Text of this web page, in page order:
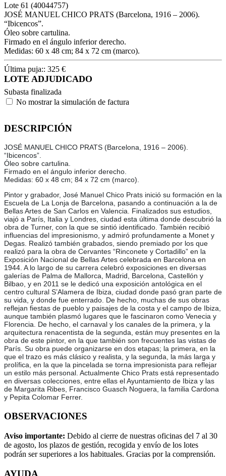
Lote 61 (40044757)
JOSÉ MANUEL CHICO PRATS (Barcelona, 1916 – 2006).
“Ibicencos”.
Óleo sobre cartulina.
Firmado en el ángulo inferior derecho.
Medidas: 60 x 48 cm; 84 x 72 cm (marco).
Última puja:: 325 €
LOTE ADJUDICADO
Subasta finalizada
No mostrar la simulación de factura
DESCRIPCIÓN
JOSÉ MANUEL CHICO PRATS (Barcelona, 1916 – 2006).
“Ibicencos”.
Óleo sobre cartulina.
Firmado en el ángulo inferior derecho.
Medidas: 60 x 48 cm; 84 x 72 cm (marco).
Pintor y grabador, José Manuel Chico Prats inició su formación en la
Escuela de La Lonja de Barcelona, pasando a continuación a la de
Bellas Artes de San Carlos en Valencia. Finalizados sus estudios,
viajó a París, Italia y Londres, ciudad esta última donde descubrió la
obra de Turner, con la que se sintió identificado. También recibió
influencias del impresionismo, y admiró profundamente a Monet y
Degas. Realizó también grabados, siendo premiado por los que
realizó para la obra de Cervantes “Rinconete y Cortadillo” en la
Exposición Nacional de Bellas Artes celebrada en Barcelona en
1944. A lo largo de su carrera celebró exposiciones en diversas
galerías de Palma de Mallorca, Madrid, Barcelona, Castellón y
Bilbao, y en 2011 se le dedicó una exposición antológica en el
centro cultural S’Alamera de Ibiza, ciudad donde pasó gran parte de
su vida, y donde fue enterrado. De hecho, muchas de sus obras
reflejan fiestas de pueblo y paisajes de la costa y el campo de Ibiza,
aunque también plasmó lugares que le fascinaron como Venecia y
Florencia. De hecho, el carnaval y los canales de la primera, y la
arquitectura renacentista de la segunda, están muy presentes en la
obra de este pintor, en la que también son frecuentes las vistas de
París. Su obra puede organizarse en dos etapas; la primera, en la
que el trazo es más clásico y realista, y la segunda, la más larga y
prolífica, en la que la pincelada se torna impresionista para reflejar
un estilo más personal. Actualmente Chico Prats está representado
en diversas colecciones, entre ellas el Ayuntamiento de Ibiza y las
de Margarita Ribes, Francisco Guasch Noguera, la familia Cardona
y Pepita Colomar Ferrer.
OBSERVACIONES
Aviso importante: Debido al cierre de nuestras oficinas del 7 al 30
de agosto, los plazos de gestión, recogida y envío de los lotes
podrán ser superiores a los habituales. Gracias por la comprensión.
AYUDA